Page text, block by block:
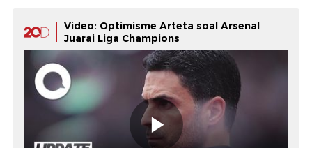
Video: Optimisme Arteta soal Arsenal
Juarai Liga Champions